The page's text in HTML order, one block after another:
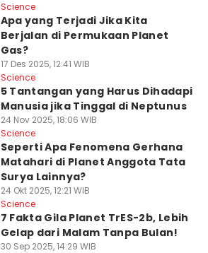
Science
Apa yang Terjadi Jika Kita
Berjalan di Permukaan Planet
Gas?
17 Des 2025, 12:41 WIB
Science
5 Tantangan yang Harus Dihadapi
Manusia jika Tinggal di Neptunus
24 Nov 2025, 18:06 WIB
Science
Seperti Apa Fenomena Gerhana
Matahari di Planet Anggota Tata
Surya Lainnya?
24 Okt 2025, 12:21 WIB
Science
7 Fakta Gila Planet TrES-2b, Lebih
Gelap dari Malam Tanpa Bulan!
30 Sep 2025, 14:29 WIB